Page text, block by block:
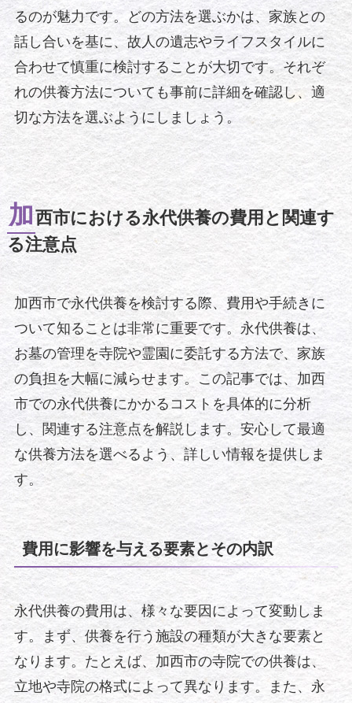
るのが魅力です。どの方法を選ぶかは、家族との
話し合いを基に、故人の遺志やライフスタイルに
合わせて慎重に検討することが大切です。それぞ
れの供養方法についても事前に詳細を確認し、適
切な方法を選ぶようにしましょう。
加西市における永代供養の費用と関連す
る注意点
加西市で永代供養を検討する際、費用や手続きに
ついて知ることは非常に重要です。永代供養は、
お墓の管理を寺院や霊園に委託する方法で、家族
の負担を大幅に減らせます。この記事では、加西
市での永代供養にかかるコストを具体的に分析
し、関連する注意点を解説します。安心して最適
な供養方法を選べるよう、詳しい情報を提供しま
す。
費用に影響を与える要素とその内訳
永代供養の費用は、様々な要因によって変動しま
す。まず、供養を行う施設の種類が大きな要素と
なります。たとえば、加西市の寺院での供養は、
立地や寺院の格式によって異なります。また、永